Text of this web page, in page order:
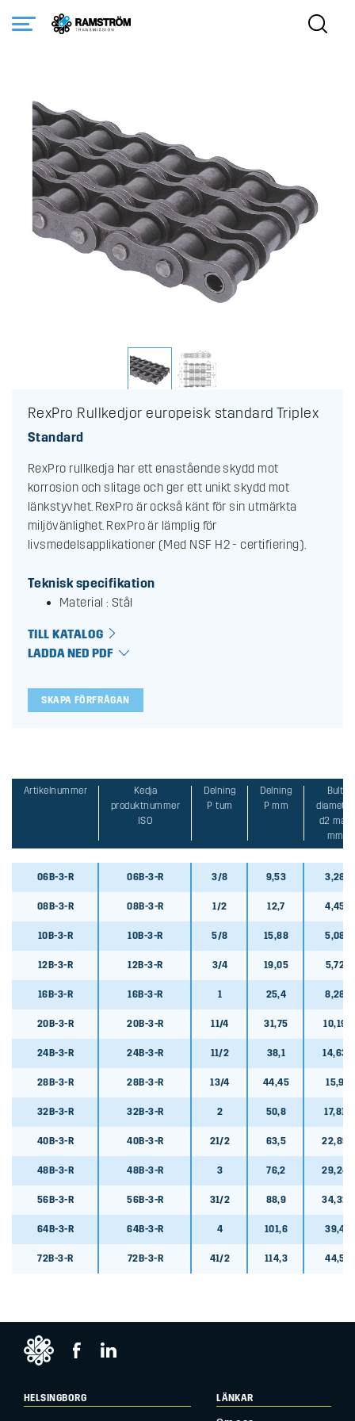
Standard
RexPro Rullkedjor europeisk standard Triplex
RexPro Rullkedjor europeisk standard Triplex
Standard
RexPro rullkedja har ett enastående skydd mot
korrosion och slitage och ger ett unikt skydd mot
länkstyvhet. RexPro är också känt för sin utmärkta
miljövänlighet. RexPro är lämplig för
livsmedelsapplikationer (Med NSF H2 - certifiering).
Teknisk specifikation
Material : Stål
TILL KATALOG
LADDA NED PDF
SKAPA FÖRFRÅGAN
Artikelnummer
Kedja
produktnummer
ISO
Delning
P tum
Delning
P mm
Bult
diameter
d2 max
mm
06B-3-R 06B-3-R 3/8 9,53 3,28
08B-3-R 08B-3-R 1/2 12,7 4,45
10B-3-R 10B-3-R 5/8 15,88 5,08
12B-3-R 12B-3-R 3/4 19,05 5,72
16B-3-R 16B-3-R 1 25,4 8,28
20B-3-R 20B-3-R 11/4 31,75 10,19
24B-3-R 24B-3-R 11/2 38,1 14,63
28B-3-R 28B-3-R 13/4 44,45 15,9
32B-3-R 32B-3-R 2 50,8 17,81
40B-3-R 40B-3-R 21/2 63,5 22,89
48B-3-R 48B-3-R 3 76,2 29,24
56B-3-R 56B-3-R 31/2 88,9 34,32
64B-3-R 64B-3-R 4 101,6 39,4
72B-3-R 72B-3-R 41/2 114,3 44,5
HELSINGBORG LÄNKAR